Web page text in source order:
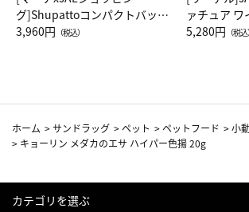
グ]Shupattoコンパクトバッグ
Drop JAL客室乗務員（LC）ス
3,960円 （税込）
ァチュア
ト（レッド
5,280円 （税込）
ホーム >サンドラッグ >ペット >ペットフード >小
> キョーリン メダカのエサ ハイパー色揚 20g
カテゴリを選ぶ